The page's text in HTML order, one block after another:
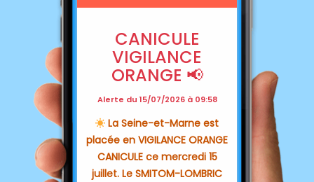
CANICULE
VIGILANCE
ORANGE 📢
Alerte du 15/07/2026 à 09:58
☀️ La Seine-et-Marne est
placée en VIGILANCE ORANGE
CANICULE ce mercredi 15
juillet. Le SMITOM-LOMBRIC